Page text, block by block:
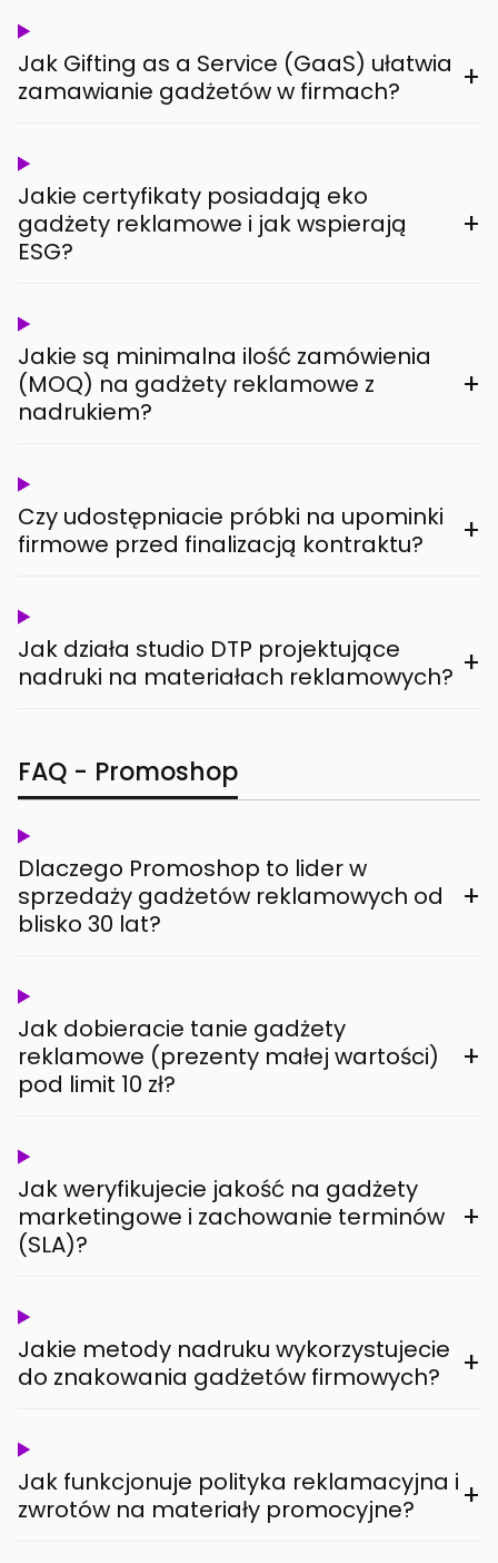
Jak Gifting as a Service (GaaS) ułatwia
zamawianie gadżetów w firmach?
+
Jakie certyfikaty posiadają eko
gadżety reklamowe i jak wspierają
ESG?
+
Jakie są minimalna ilość zamówienia
(MOQ) na gadżety reklamowe z
nadrukiem?
+
Czy udostępniacie próbki na upominki
firmowe przed finalizacją kontraktu?
+
Jak działa studio DTP projektujące
nadruki na materiałach reklamowych? +
FAQ - Promoshop
Dlaczego Promoshop to lider w
sprzedaży gadżetów reklamowych od
blisko 30 lat?
+
Jak dobieracie tanie gadżety
reklamowe (prezenty małej wartości)
pod limit 10 zł?
+
Jak weryfikujecie jakość na gadżety
marketingowe i zachowanie terminów
(SLA)?
+
Jakie metody nadruku wykorzystujecie
do znakowania gadżetów firmowych?
+
Jak funkcjonuje polityka reklamacyjna i
zwrotów na materiały promocyjne?
+